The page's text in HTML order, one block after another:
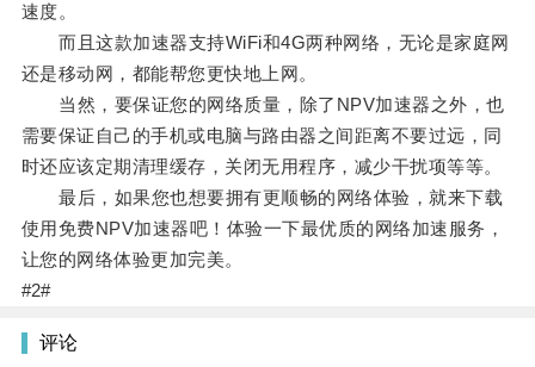
速度。
而且这款加速器支持WiFi和4G两种网络，无论是家庭网
还是移动网，都能帮您更快地上网。
当然，要保证您的网络质量，除了NPV加速器之外，也
需要保证自己的手机或电脑与路由器之间距离不要过远，同
时还应该定期清理缓存，关闭无用程序，减少干扰项等等。
最后，如果您也想要拥有更顺畅的网络体验，就来下载
使用免费NPV加速器吧！体验一下最优质的网络加速服务，
让您的网络体验更加完美。
#2#
评论